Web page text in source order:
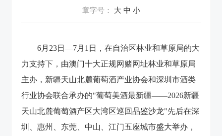
章字号： 大 中 小
6月23日—7月1日，在自治区林业和草原局的大
力支持下，由澳门十大正规网赌网址林业和草原局
主办，新疆天山北麓葡萄酒产业协会和深圳市酒类
行业协会联合承办的"葡萄美酒最新疆——2026新疆
天山北麓葡萄酒产区大湾区巡回品鉴沙龙"先后在深
圳、惠州、东莞、中山、江门五座城市盛大举办，